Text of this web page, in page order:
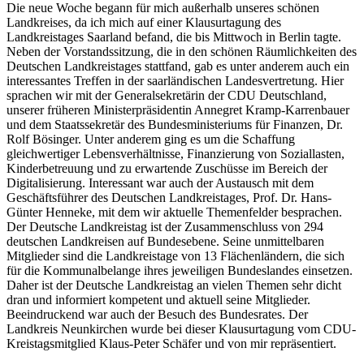
Die neue Woche begann für mich außerhalb unseres schönen
Landkreises, da ich mich auf einer Klausurtagung des
Landkreistages Saarland befand, die bis Mittwoch in Berlin tagte.
Neben der Vorstandssitzung, die in den schönen Räumlichkeiten des
Deutschen Landkreistages stattfand, gab es unter anderem auch ein
interessantes Treffen in der saarländischen Landesvertretung. Hier
sprachen wir mit der Generalsekretärin der CDU Deutschland,
unserer früheren Ministerpräsidentin Annegret Kramp-Karrenbauer
und dem Staatssekretär des Bundesministeriums für Finanzen, Dr.
Rolf Bösinger. Unter anderem ging es um die Schaffung
gleichwertiger Lebensverhältnisse, Finanzierung von Soziallasten,
Kinderbetreuung und zu erwartende Zuschüsse im Bereich der
Digitalisierung. Interessant war auch der Austausch mit dem
Geschäftsführer des Deutschen Landkreistages, Prof. Dr. Hans-
Günter Henneke, mit dem wir aktuelle Themenfelder besprachen.
Der Deutsche Landkreistag ist der Zusammenschluss von 294
deutschen Landkreisen auf Bundesebene. Seine unmittelbaren
Mitglieder sind die Landkreistage von 13 Flächenländern, die sich
für die Kommunalbelange ihres jeweiligen Bundeslandes einsetzen.
Daher ist der Deutsche Landkreistag an vielen Themen sehr dicht
dran und informiert kompetent und aktuell seine Mitglieder.
Beeindruckend war auch der Besuch des Bundesrates. Der
Landkreis Neunkirchen wurde bei dieser Klausurtagung vom CDU-
Kreistagsmitglied Klaus-Peter Schäfer und von mir repräsentiert.